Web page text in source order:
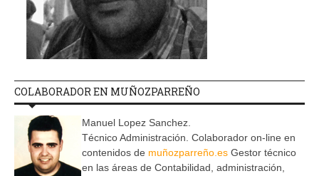
COLABORADOR EN MUÑOZPARREÑO
Manuel Lopez Sanchez.
Técnico Administración. Colaborador on-line en
contenidos de muñozparreño.es Gestor técnico
en las áreas de Contabilidad, administración,